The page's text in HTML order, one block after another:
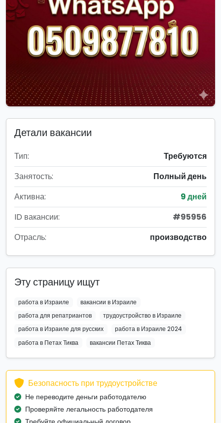
Детали вакансии
Тип:
Требуются
Занятость:
Полный день
Активна:
9 дней
ID вакансии:
#95956
Отрасль:
производство
Эту страницу ищут
работа в Израиле
вакансии в Израиле
работа для репатриантов
трудоустройство в Израиле
работа в Израиле для русских
работа в Израиле 2024
работа в Петах Тиква
вакансии Петах Тиква
Безопасность при трудоустройстве
Не переводите деньги работодателю
Проверяйте легальность работодателя